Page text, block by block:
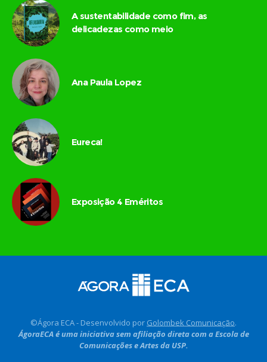
A sustentabilidade como fim, as
delicadezas como meio
Ana Paula Lopez
Eureca!
Exposição 4 Eméritos
©Ágora ECA - Desenvolvido por Golombek Comunicação.
ÁgoraECA é uma iniciativa sem afiliação direta com a Escola de
Comunicações e Artes da USP.